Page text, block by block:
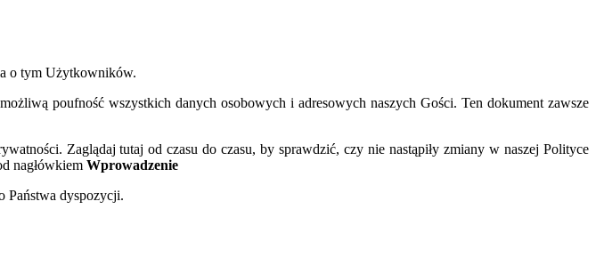
o tym Użytkowników.
poufność wszystkich danych osobowych i adresowych naszych Gości. Ten dokument zawsze
Zaglądaj tutaj od czasu do czasu, by sprawdzić, czy nie nastąpiły zmiany w naszej Polityce
nagłówkiem Wprowadzenie
Państwa dyspozycji.